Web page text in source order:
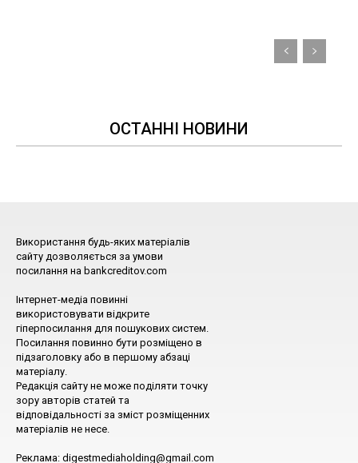
ОСТАННІ НОВИНИ
Використання будь-яких матеріалів
сайту дозволяється за умови
посилання на bankcreditov.com
Інтернет-медіа повинні
використовувати відкрите
гіперпосилання для пошукових систем.
Посилання повинно бути розміщено в
підзаголовку або в першому абзаці
матеріалу.
Редакція сайту не може поділяти точку
зору авторів статей та
відповідальності за зміст розміщенних
матеріалів не несе.
Реклама: digestmediaholding@gmail.com